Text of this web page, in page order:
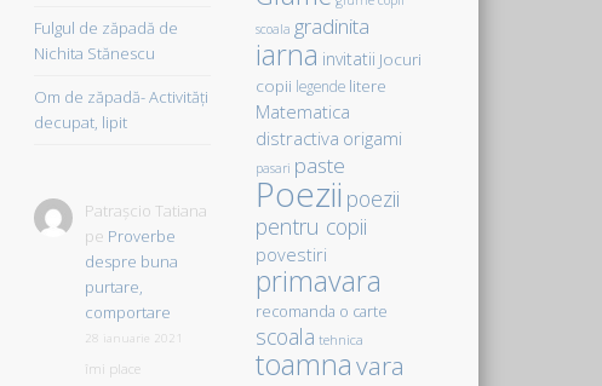
Fulgul de zăpadă de
Nichita Stănescu
Om de zăpadă- Activităţi
decupat, lipit
Patrașcio Tatiana
pe Proverbe
despre buna
purtare,
comportare
28 ianuarie 2021
îmi place
scoala gradinita
iarna invitatii Jocuri
copii legende litere
Matematica
distractiva origami
pasari paste
Poezii poezii
pentru copii
povestiri
primavara
recomanda o carte
scoala tehnica
toamnavara